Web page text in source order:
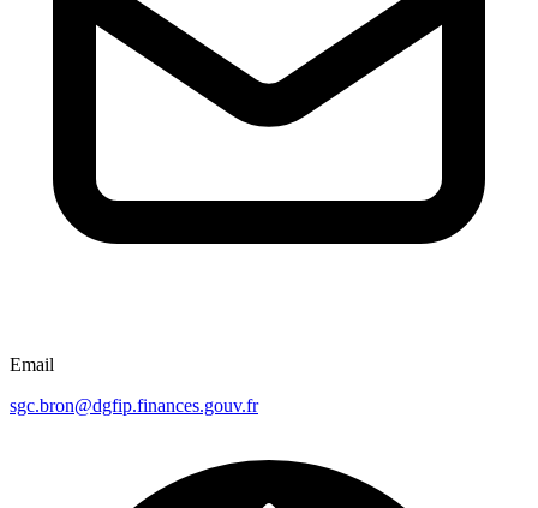
Email
sgc.bron@dgfip.finances.gouv.fr